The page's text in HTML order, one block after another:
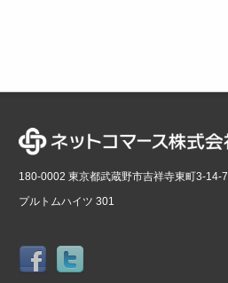
180-0002 東京都武蔵野市吉祥寺東町3-14-7
プルトムハイツ 301